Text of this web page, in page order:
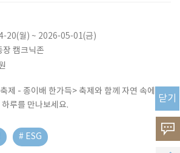
고
닫기
20(월) ~ 2026-05-01(금)
장 캠크닉존
제 - 종이배 한가득> 축제와 함께 자연 속에서
루를 만나보세요.
# ESG